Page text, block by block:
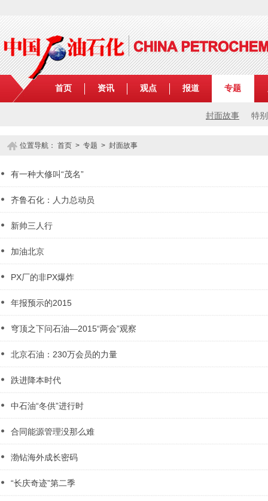
首页 资讯 观点 报道 专题
封面故事 特
位置导航： 首页 > 专题 > 封面故事
有一种大修叫“茂名”
齐鲁石化：人力总动员
新帅三人行
加油北京
PX厂的非PX爆炸
年报预示的2015
穹顶之下问石油—2015“两会”观察
北京石油：230万会员的力量
跌进降本时代
中石油“冬供”进行时
合同能源管理没那么难
渤钻海外成长密码
“长庆奇迹”第二季